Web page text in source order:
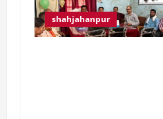
shahjahanpur